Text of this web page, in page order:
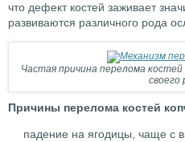
что дефект костей заживает
развиваются различного рода
Частая причина перелома
своего
Причины перелома костей
падение на ягодицы, чаще с